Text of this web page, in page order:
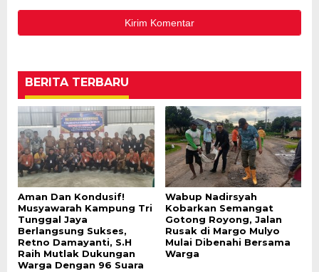
BERITA TERBARU
Aman Dan Kondusif!
Musyawarah Kampung Tri
Tunggal Jaya
Berlangsung Sukses,
Retno Damayanti, S.H
Raih Mutlak Dukungan
Warga Dengan 96 Suara
Wabup Nadirsyah
Kobarkan Semangat
Gotong Royong, Jalan
Rusak di Margo Mulyo
Mulai Dibenahi Bersama
Warga